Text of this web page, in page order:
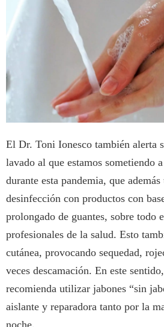
El Dr. Toni Ionesco también alerta
lavado al que estamos sometiendo
durante esta pandemia, que
desinfección con productos con
prolongado de guantes, sobre todo
profesionales de la salud. Esto
cutánea, provocando sequedad,
veces descamación. En este
recomienda utilizar jabones “sin
aislante y reparadora tanto por la